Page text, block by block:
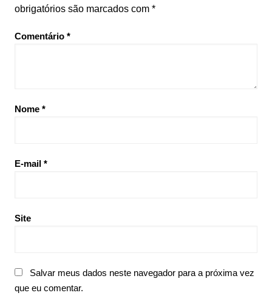
obrigatórios são marcados com *
Comentário *
Nome *
E-mail *
Site
Salvar meus dados neste navegador para a próxima vez
que eu comentar.